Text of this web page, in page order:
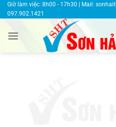
Bỏ
qua
dung
Giờ làm việc: 8h00 - 17h30 | Mail:
097.902.1421